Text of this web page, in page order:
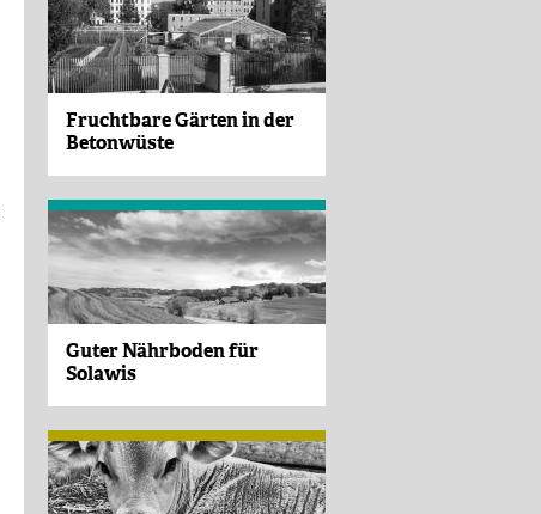
Fruchtbare Gärten in der
Betonwüste
Guter Nährboden für
Solawis